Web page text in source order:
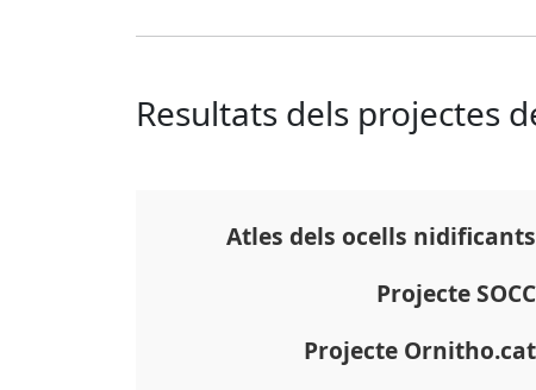
Resultats dels projectes
Atles dels ocells nidificants
Projecte SOCC
Projecte Ornitho.cat